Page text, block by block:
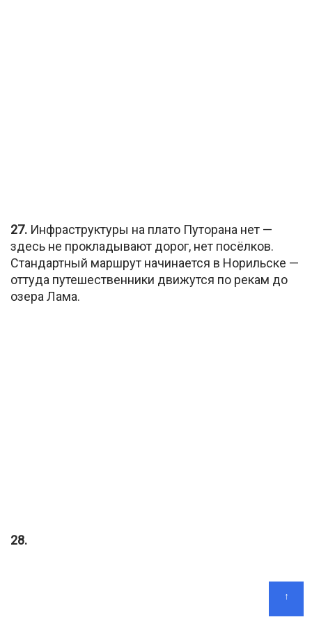
27. Инфраструктуры на плато Путорана нет —
здесь не прокладывают дорог, нет посёлков.
Стандартный маршрут начинается в Норильске —
оттуда путешественники движутся по рекам до
озера Лама.
28.
↑